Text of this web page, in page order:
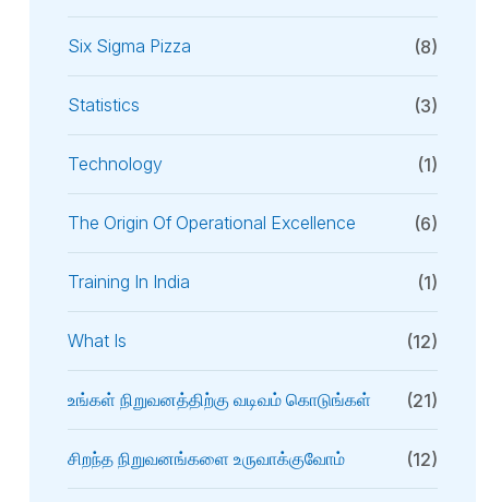
Six Sigma Pizza (8)
Statistics (3)
Technology (1)
The Origin Of Operational Excellence (6)
Training In India (1)
What Is (12)
உங்கள் நிறுவனத்திற்கு வடிவம் கொடுங்கள் (21)
சிறந்த நிறுவனங்களை உருவாக்குவோம் (12)